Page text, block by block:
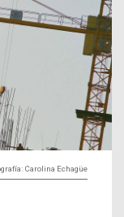
Carolina Echagüe